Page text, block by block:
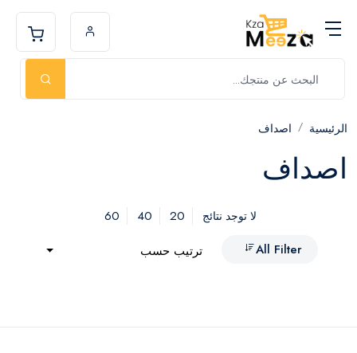
الرئيسية اصداف
اصداف
لا توجد نتائج 20
40
60
All Filter
ترتيب حسب